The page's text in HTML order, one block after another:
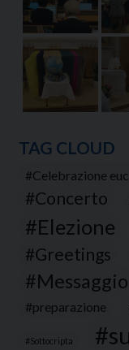
TAG CLOUD
Celebrazione
Concerto
Elezione
Greetings
Messaggio
preparazione
Sottocripta